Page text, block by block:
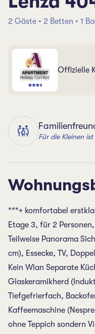
2 Gäste • 2 Betten • 1
Offizielle
Für die Kleinen
***+ komfortabel
Etage 3, für 2
Teilweise Panorama
cm), Essecke, TV,
Kein Wlan Separate
Glaskeramikherd
Tiefgefrierfach,
Kaffeemaschine
ohne Teppich sondern